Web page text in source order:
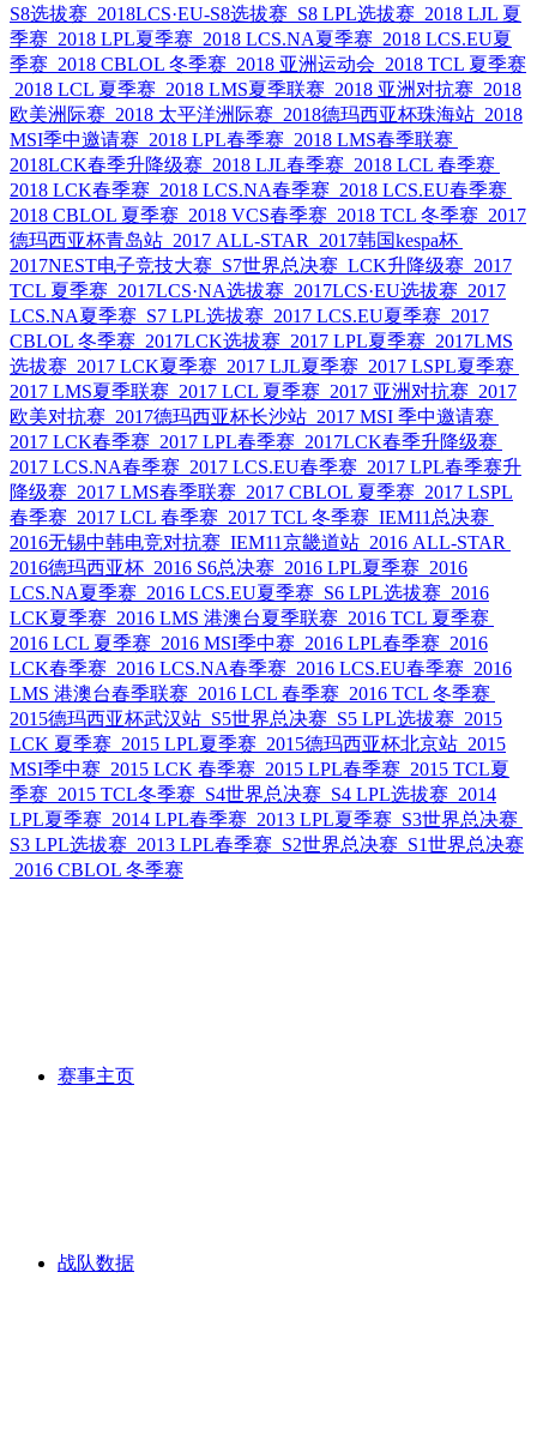
S8选拔赛 2018LCS·EU-S8选拔赛 S8 LPL选拔赛 2018 LJL 夏
季赛 2018 LPL夏季赛 2018 LCS.NA夏季赛 2018 LCS.EU夏
季赛 2018 CBLOL 冬季赛 2018 亚洲运动会 2018 TCL 夏季赛
2018 LCL 夏季赛 2018 LMS夏季联赛 2018 亚洲对抗赛 2018
欧美洲际赛 2018 太平洋洲际赛 2018德玛西亚杯珠海站 2018
MSI季中邀请赛 2018 LPL春季赛 2018 LMS春季联赛
2018LCK春季升降级赛 2018 LJL春季赛 2018 LCL 春季赛
2018 LCK春季赛 2018 LCS.NA春季赛 2018 LCS.EU春季赛
2018 CBLOL 夏季赛 2018 VCS春季赛 2018 TCL 冬季赛 2017
德玛西亚杯青岛站 2017 ALL-STAR
2017韩国kespa杯
2017NEST电子竞技大赛 S7世界总决赛 LCK升降级赛 2017
TCL 夏季赛 2017LCS·NA选拔赛 2017LCS·EU选拔赛 2017
LCS.NA夏季赛 S7 LPL选拔赛 2017 LCS.EU夏季赛 2017
CBLOL 冬季赛 2017LCK选拔赛 2017 LPL夏季赛 2017LMS
选拔赛 2017 LCK夏季赛 2017 LJL夏季赛 2017 LSPL夏季赛
2017 LMS夏季联赛 2017 LCL 夏季赛 2017 亚洲对抗赛 2017
欧美对抗赛 2017德玛西亚杯长沙站 2017 MSI 季中邀请赛
2017 LCK春季赛 2017 LPL春季赛 2017LCK春季升降级赛
2017 LCS.NA春季赛 2017 LCS.EU春季赛 2017 LPL春季赛升
降级赛 2017 LMS春季联赛 2017 CBLOL 夏季赛 2017 LSPL
春季赛 2017 LCL 春季赛 2017 TCL 冬季赛 IEM11总决赛
2016无锡中韩电竞对抗赛 IEM11京畿道站 2016 ALL-STAR
2016德玛西亚杯 2016 S6总决赛 2016 LPL夏季赛 2016
LCS.NA夏季赛 2016 LCS.EU夏季赛 S6 LPL选拔赛 2016
LCK夏季赛 2016 LMS 港澳台夏季联赛 2016 TCL 夏季赛
2016 LCL 夏季赛 2016 MSI季中赛 2016 LPL春季赛 2016
LCK春季赛 2016 LCS.NA春季赛 2016 LCS.EU春季赛 2016
LMS 港澳台春季联赛 2016 LCL 春季赛 2016 TCL 冬季赛
2015德玛西亚杯武汉站 S5世界总决赛 S5 LPL选拔赛 2015
LCK 夏季赛 2015 LPL夏季赛 2015德玛西亚杯北京站 2015
MSI季中赛 2015 LCK 春季赛 2015 LPL春季赛 2015 TCL夏
季赛 2015 TCL冬季赛 S4世界总决赛 S4 LPL选拔赛 2014
LPL夏季赛 2014 LPL春季赛 2013 LPL夏季赛 S3世界总决赛
S3 LPL选拔赛 2013 LPL春季赛 S2世界总决赛 S1世界总决赛
2016 CBLOL 冬季赛
赛事主页
战队数据